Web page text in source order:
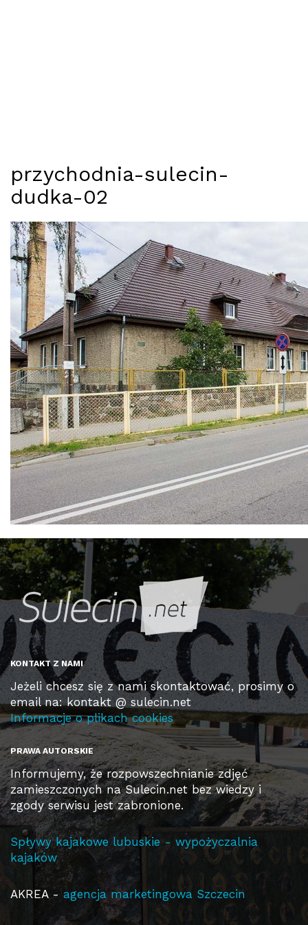
przychodnia-sulecin-
dudka-02
KONTAKT Z NAMI
Jeżeli chcesz się z nami skontaktować, prosimy o
email na: kontakt @ sulecin.net
Informacje o plikach cookies
PRAWA AUTORSKIE
Informujemy, że rozpowszechnianie zdjęć
zamieszczonych na Sulecin.net bez wiedzy i
zgody serwisu jest zabronione.
Spływy kajakowe lubuskie - wypożyczalnia
kajaków
AKREA - agencja marketingowa Szczecin